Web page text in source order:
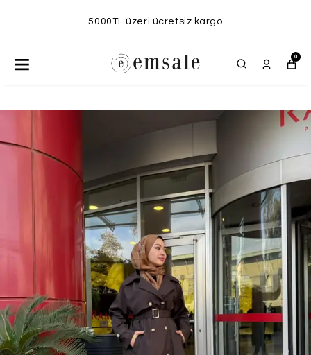
5000TL üzeri ücretsiz kargo
0